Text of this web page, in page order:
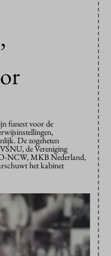
funest voor de
De zogeheten
de Vereniging
NCW, MKB Nederland,
het kabinet